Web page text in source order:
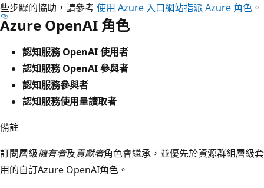
些步驟的協助，請參考 使用 Azure 入口網站指派 Azure 角色 。
Azure OpenAI 角色
認知服務 OpenAI 使用者
認知服務 OpenAI 參與者
認知服務參與者
認知服務使用量讀取者
備註
訂閱層級擁有者及貢獻者角色會繼承，並優先於資源群組層級套
用的自訂Azure OpenAI角色。